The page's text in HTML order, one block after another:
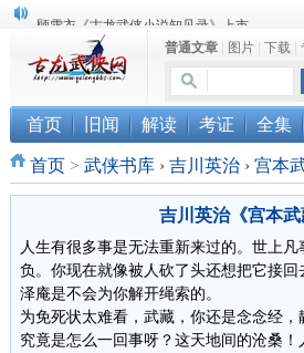
顾雪衣《古龙武侠小说知见录》上市
“武侠书库”查缺补漏活动圆满结束
《古龙小说原貌探究》修订版已上市
普通文章| 图片| 下载|
首页 旧闻 解读 考证 全集
首页> 武侠书库 › 吉川英治 › 宫本
吉川英治《宫本武
人生有很多事是无法重新来过的。世上
负。你现在就像被人砍了头还想把它接
泽庵是不会为你解开绳索的。
为免死状太难看，武藏，你还是念念经，
究竟是怎么一回事呀？这天地间的沧桑